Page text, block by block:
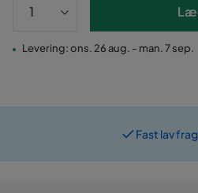
Levering: ons. 26 aug. - man. 7 sep.